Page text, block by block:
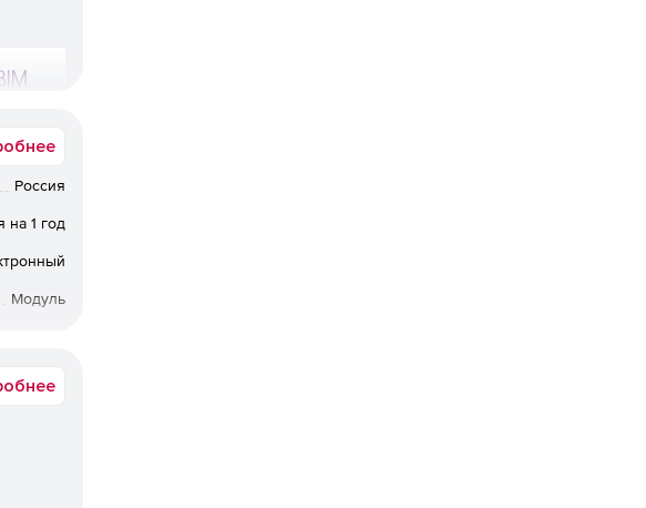
Россия
на 1 год
Модуль